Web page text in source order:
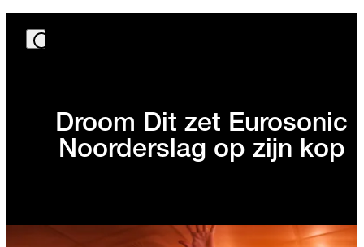
Droom Dit zet Eurosonic
Noorderslag op zijn kop